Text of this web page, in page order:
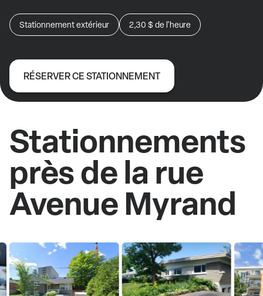
Stationnement extérieur 2,30 $ de l'heure
RÉSERVER CE STATIONNEMENT
Stationnements
près de la rue
Avenue Myrand